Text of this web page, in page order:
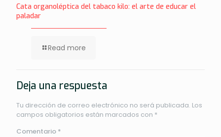
Cata organoléptica del tabaco kilo: el arte de educar el
paladar
Read more
Deja una respuesta
Tu dirección de correo electrónico no será publicada. Los
campos obligatorios están marcados con *
Comentario *